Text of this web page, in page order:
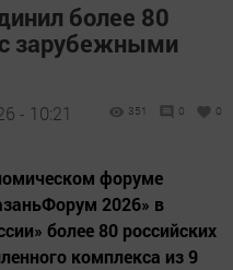
более 80
зарубежными
- 10:21 351 0 0
форуме
2026» в
более 80 российских
комплекса из 9